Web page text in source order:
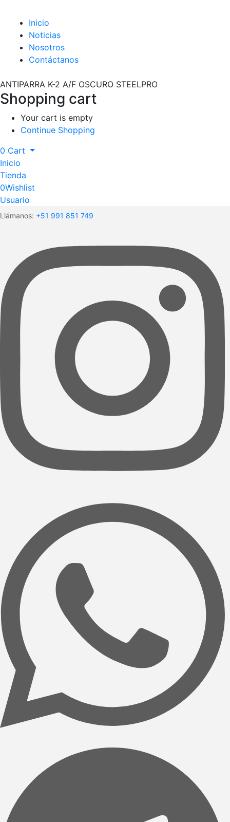
Inicio
Noticias
Nosotros
Contáctanos
ANTIPARRA K-2 A/F OSCURO STEELPRO
Shopping cart
Your cart is empty
Continue Shopping
0 Cart
Inicio
Tienda
0Wishlist
Usuario
Llámanos: +51 991 851 749